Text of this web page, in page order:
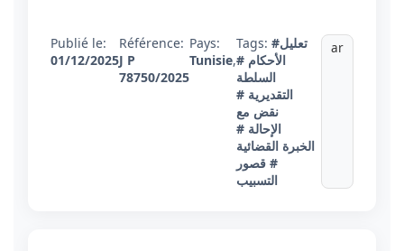
Publié le:
01/12/2025
Référence:
J P
78750/2025
Pays:
Tunisie,
Tags: #تعليل
الأحكام #
السلطة
التقديرية #
نقض مع
الإحالة #
الخبرة القضائية
# قصور
التسبيب
ar